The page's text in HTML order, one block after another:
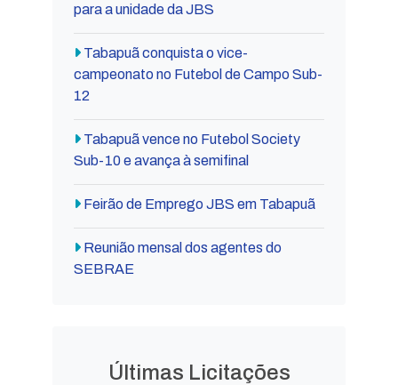
para a unidade da JBS
Tabapuã conquista o vice-
campeonato no Futebol de Campo Sub-
12
Tabapuã vence no Futebol Society
Sub-10 e avança à semifinal
Feirão de Emprego JBS em Tabapuã
Reunião mensal dos agentes do
SEBRAE
Últimas Licitações